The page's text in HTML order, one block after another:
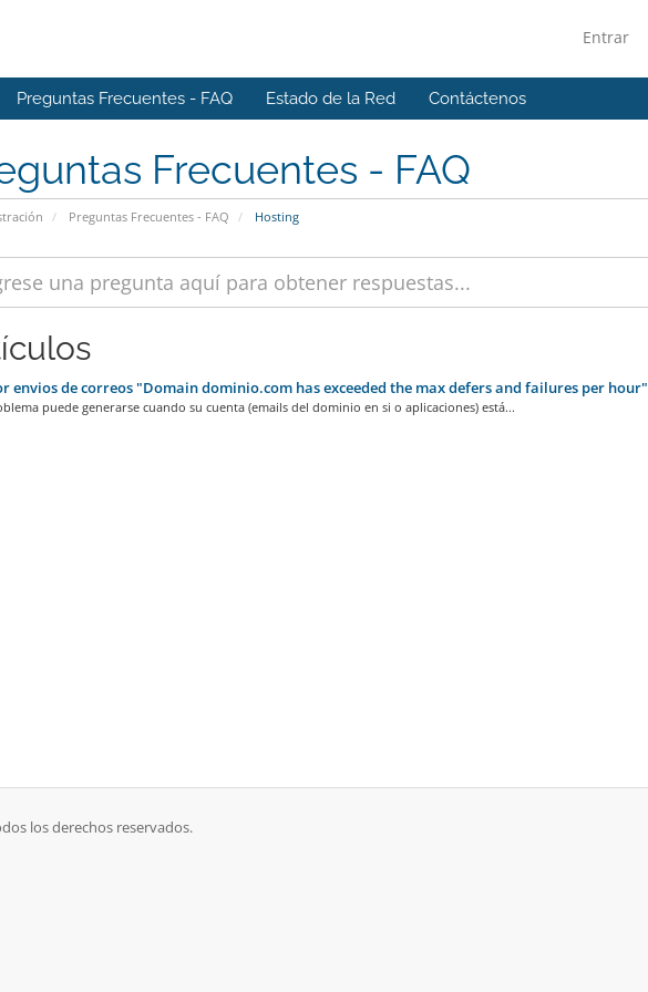
Entrar
Preguntas Frecuentes - FAQ Estado de la Red Contáctenos
Frecuentes - FAQ
Preguntas Frecuentes - FAQ Hosting
envios de correos "Domain dominio.com has exceeded the max defers and failures per hour"
puede generarse cuando su cuenta (emails del dominio en si o aplicaciones) está...
los derechos reservados.